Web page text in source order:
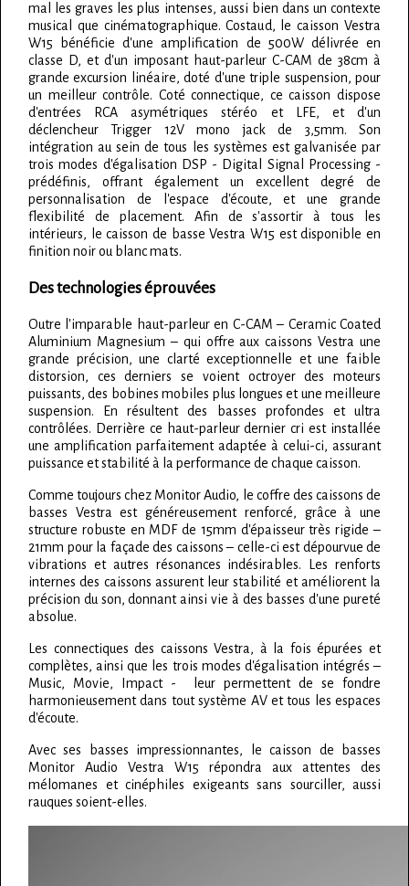
mal les graves les plus intenses, aussi bien dans un contexte
musical que cinématographique. Costaud, le caisson Vestra
W15 bénéficie d'une amplification de 500W délivrée en
classe D, et d'un imposant haut-parleur C-CAM de 38cm à
grande excursion linéaire, doté d'une triple suspension, pour
un meilleur contrôle. Coté connectique, ce caisson dispose
d'entrées RCA asymétriques stéréo et LFE, et d'un
déclencheur Trigger 12V mono jack de 3,5mm. Son
intégration au sein de tous les systèmes est galvanisée par
trois modes d'égalisation DSP - Digital Signal Processing -
prédéfinis, offrant également un excellent degré de
personnalisation de l'espace d'écoute, et une grande
flexibilité de placement. Afin de s'assortir à tous les
intérieurs, le caisson de basse Vestra W15 est disponible en
finition noir ou blanc mats.
Des technologies éprouvées
Outre l'imparable haut-parleur en C-CAM – Ceramic Coated
Aluminium Magnesium – qui offre aux caissons Vestra une
grande précision, une clarté exceptionnelle et une faible
distorsion, ces derniers se voient octroyer des moteurs
puissants, des bobines mobiles plus longues et une meilleure
suspension. En résultent des basses profondes et ultra
contrôlées. Derrière ce haut-parleur dernier cri est installée
une amplification parfaitement adaptée à celui-ci, assurant
puissance et stabilité à la performance de chaque caisson.
Comme toujours chez Monitor Audio, le coffre des caissons de
basses Vestra est généreusement renforcé, grâce à une
structure robuste en MDF de 15mm d'épaisseur très rigide –
21mm pour la façade des caissons – celle-ci est dépourvue de
vibrations et autres résonances indésirables. Les renforts
internes des caissons assurent leur stabilité et améliorent la
précision du son, donnant ainsi vie à des basses d'une pureté
absolue.
Les connectiques des caissons Vestra, à la fois épurées et
complètes, ainsi que les trois modes d'égalisation intégrés –
Music, Movie, Impact - leur permettent de se fondre
harmonieusement dans tout système AV et tous les espaces
d'écoute.
Avec ses basses impressionnantes, le caisson de basses
Monitor Audio Vestra W15 répondra aux attentes des
mélomanes et cinéphiles exigeants sans sourciller, aussi
rauques soient-elles.